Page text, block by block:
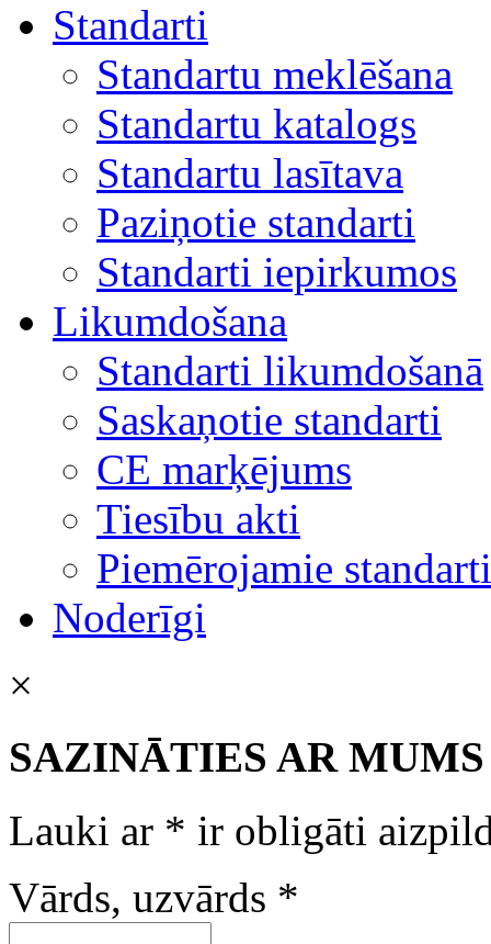
Standarti
Standartu meklēšana
Standartu katalogs
Standartu lasītava
Paziņotie standarti
Standarti iepirkumos
Likumdošana
Standarti likumdošanā
Saskaņotie standarti
CE marķējums
Tiesību akti
Piemērojamie standarti
Noderīgi
×
SAZINĀTIES AR MUMS
Lauki ar * ir obligāti
Vārds, uzvārds *